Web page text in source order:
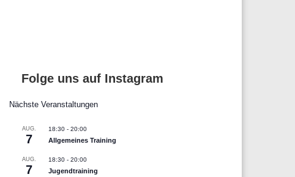
Folge uns auf Instagram
Nächste Veranstaltungen
AUG.
7
18:30 - 20:00
Allgemeines Training
AUG.
7
18:30 - 20:00
Jugendtraining